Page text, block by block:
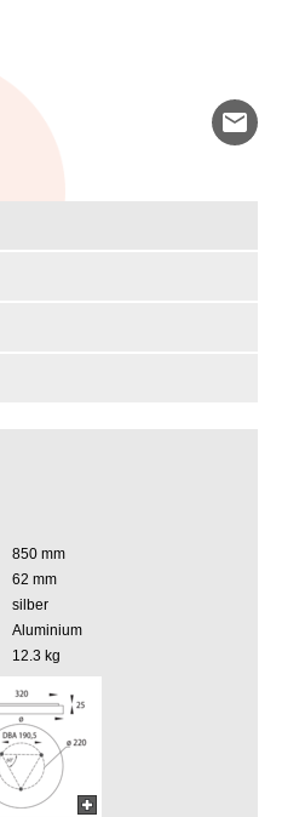
mail
850 mm
62 mm
silber
Aluminium
12.3 kg